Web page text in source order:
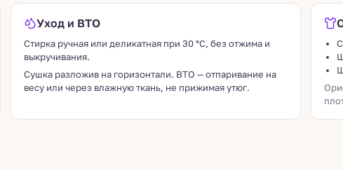
Уход и ВТО
Стирка ручная или деликатная при 30 °C, без отжима и
выкручивания.
Сушка разложив на горизонтали. ВТО — отпаривание на
весу или через влажную ткань, не прижимая утюг.